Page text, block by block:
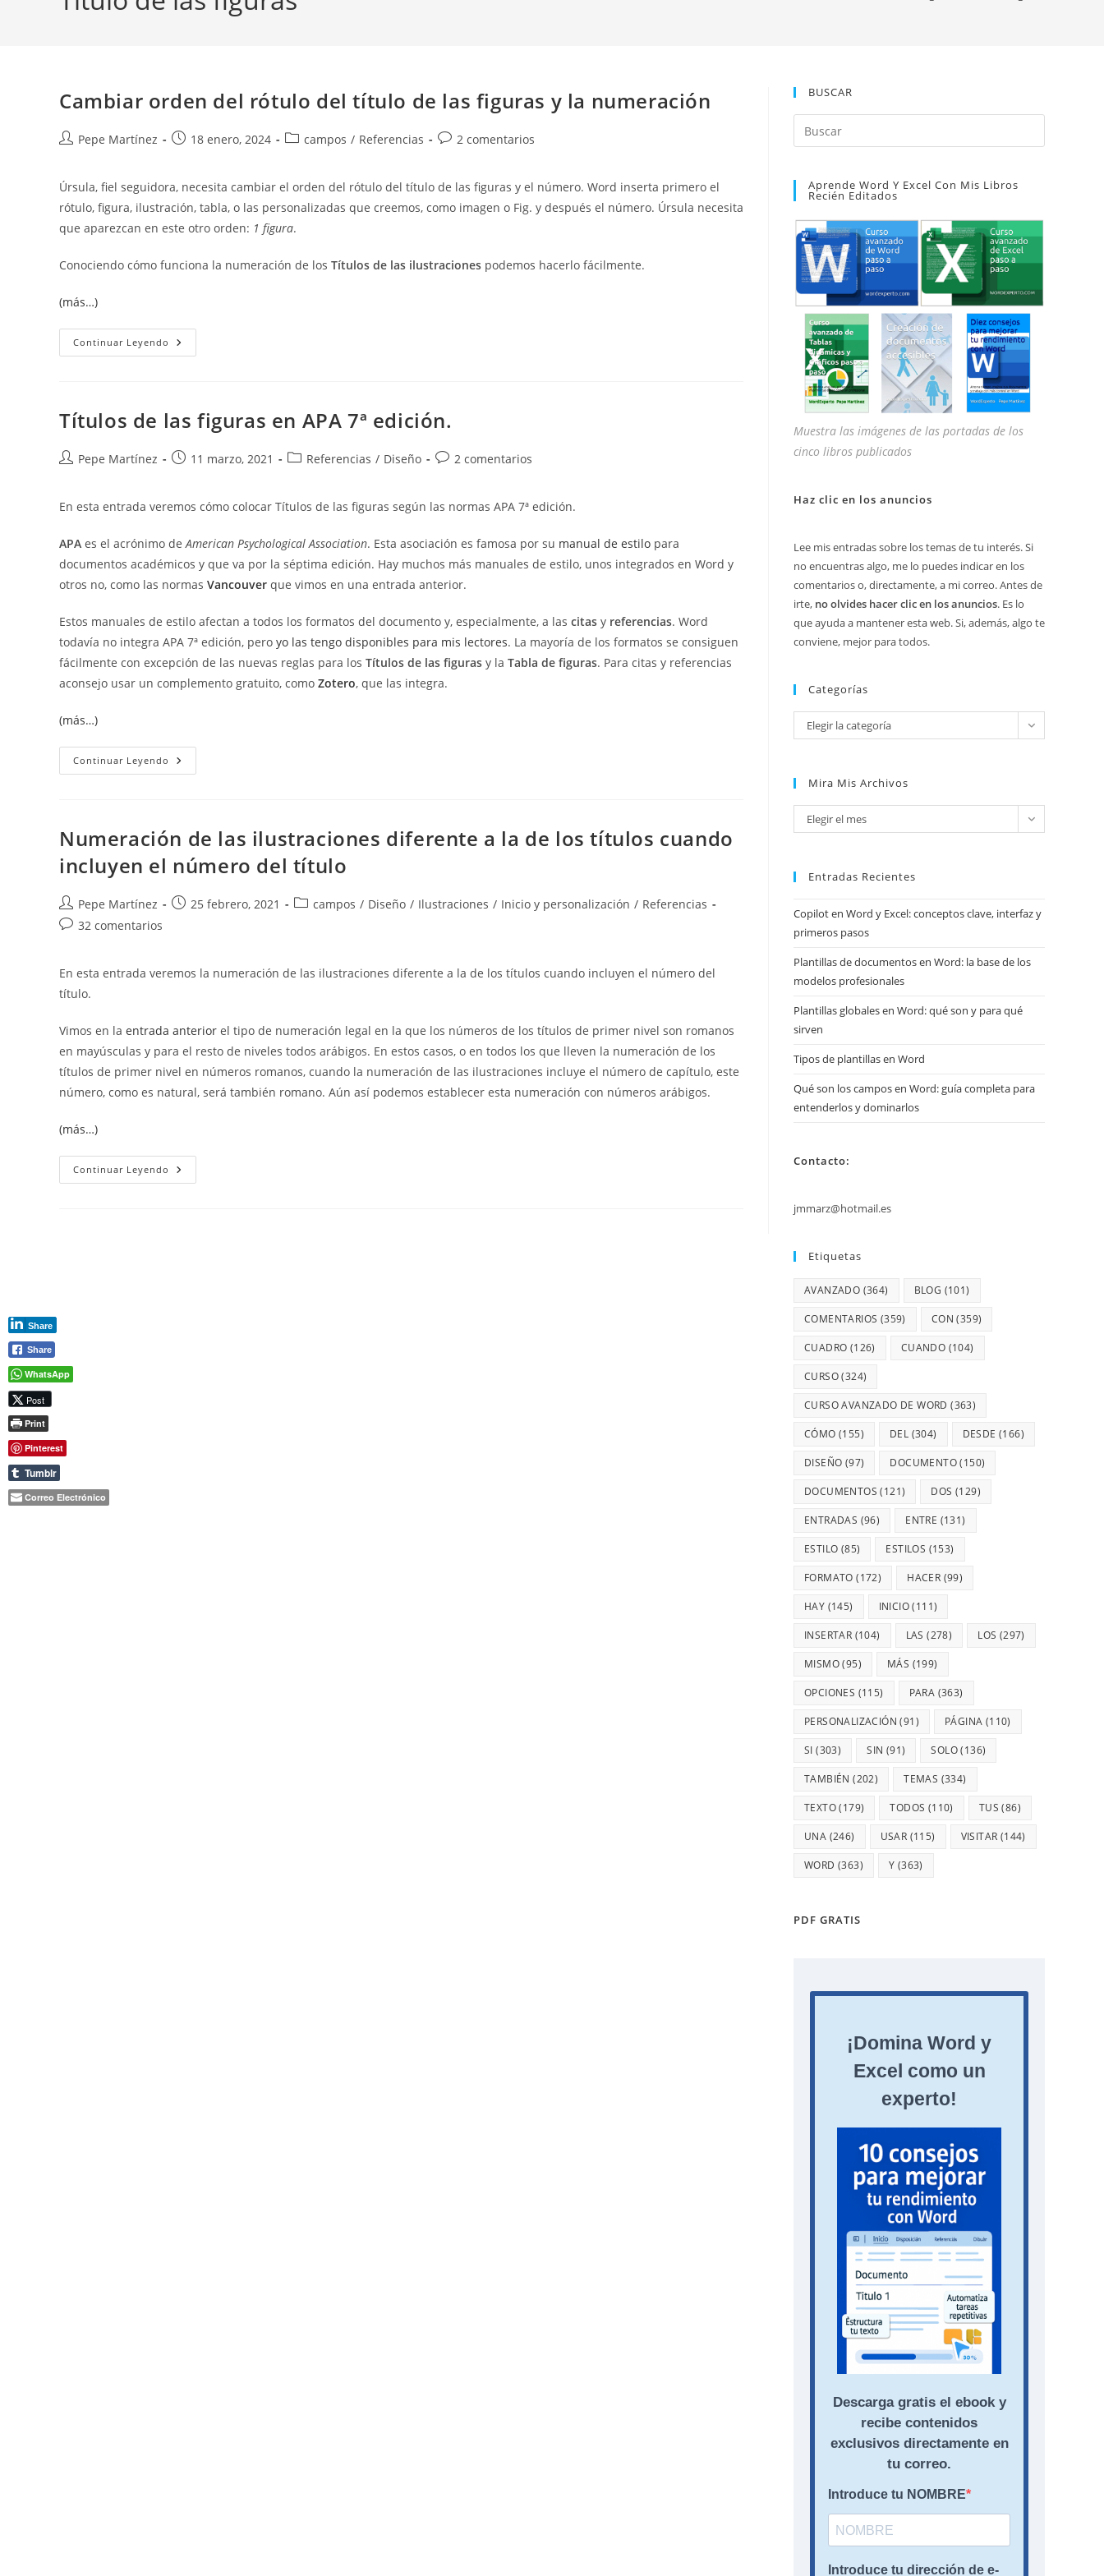
Cambiar orden del rótulo del título de las figuras y la numeración
Autor
entrada:
Pepe Martínez
Publicación
entrada:
18 enero, 2024
Categoría
entrada:
campos / Referencias
Comentarios
entrada:
2 comentarios
Úrsula, fiel seguidora, necesita cambiar el orden del rótulo del título de las figuras y el número. Word inserta primero el
rótulo, figura, ilustración, tabla, o las personalizadas que creemos, como imagen o Fig. y después el número. Úrsula necesita
que aparezcan en este otro orden: 1 figura.
Conociendo cómo funciona la numeración de los Títulos de las ilustraciones podemos hacerlo fácilmente.
(más…)
Continuar Leyendo Cambiar
Orden
Las
Figuras
La
Numeración
Títulos de las figuras en APA 7ª edición.
Autor
entrada:
Pepe Martínez
Publicación
entrada:
11 marzo, 2021
Categoría
entrada:
Referencias / Diseño
Comentarios
entrada:
2 comentarios
En esta entrada veremos cómo colocar Títulos de las figuras según las normas APA 7ª edición.
APA es el acrónimo deAmerican Psychological Association. Esta asociación es famosa por su manual de estilo para
documentos académicos y que va por la séptima edición. Hay muchos más manuales de estilo, unos integrados en Word y
otros no, como las normas Vancouver que vimos en una entrada anterior.
Estos manuales de estilo afectan a todos los formatos del documento y, especialmente, a las citas y referencias. Word
todavía no integra APA 7ª edición, pero yo las tengo disponibles para mis lectores. La mayoría de los formatos se consiguen
fácilmente con excepción de las nuevas reglas para los Títulos de las figuras y la Tabla de figuras. Para citas y referencias
aconsejo usar un complemento gratuito, como Zotero, que las integra.
(más…)
Continuar Leyendo Títulos
De
Edición.
Numeración de las ilustraciones diferente a la de los títulos cuando
incluyen el número del título
Autor
de
Pepe Martínez
Publicación
25 febrero, 2021
Categoría
campos / Diseño / Ilustraciones / Inicio y personalización / Referencias
Comentarios
entrada:
32 comentarios
En esta entrada veremos la numeración de las ilustraciones diferente a la de los títulos cuando incluyen el número del
título.
Vimos en la entrada anterior el tipo de numeración legal en la que los números de los títulos de primer nivel son romanos
en mayúsculas y para el resto de niveles todos arábigos. En estos casos, o en todos los que lleven la numeración de los
títulos de primer nivel en números romanos, cuando la numeración de las ilustraciones incluye el número de capítulo, este
número, como es natural, será también romano. Aún así podemos establecer esta numeración con números arábigos.
(más…)
Continuar Leyendo Numeración
De
BUSCAR
Escape
Aprende Word Y Excel Con Mis Libros
Recién Editados
Muestra las imágenes de las portadas de los
cinco libros publicados
Haz clic en los anuncios
Lee mis entradas sobre los temas de tu interés. Si
no encuentras algo, me lo puedes indicar en los
comentarios o, directamente, a mi correo. Antes de
irte, no olvides hacer clic en los anuncios. Es lo
que ayuda a mantener esta web. Si, además, algo te
conviene, mejor para todos.
Categorías
Categorías
Elegir la categoría
Mira Mis Archivos
Mira
mis
Elegir el mes
Entradas Recientes
Copilot en Word y Excel: conceptos clave, interfaz y
primeros pasos
Plantillas de documentos en Word: la base de los
modelos profesionales
Plantillas globales en Word: qué son y para qué
sirven
Tipos de plantillas en Word
Qué son los campos en Word: guía completa para
entenderlos y dominarlos
Contacto:
jmmarz@hotmail.es
Etiquetas
AVANZADO (364) BLOG (101)
COMENTARIOS (359) CON (359)
CUADRO (126) CUANDO (104)
CURSO(324)
CURSO AVANZADO DE WORD (363)
CÓMO (155) DEL (304) DESDE (166)
DISEÑO (97) DOCUMENTO(150)
DOCUMENTOS (121) DOS (129)
ENTRADAS (96) ENTRE (131)
ESTILO (85) ESTILOS (153)
FORMATO (172) HACER (99)
HAY (145) INICIO(111)
INSERTAR (104) LAS (278) LOS (297)
MISMO(95) MÁS (199)
OPCIONES (115) PARA (363)
PERSONALIZACIÓN (91) PÁGINA (110)
SI (303) SIN (91) SOLO(136)
TAMBIÉN (202) TEMAS (334)
TEXTO(179) TODOS (110) TUS (86)
UNA (246) USAR (115) VISITAR (144)
WORD (363) Y (363)
PDF GRATIS
Share
Share
WhatsApp
Post
Print
Pinterest
Tumblr
Correo Electrónico